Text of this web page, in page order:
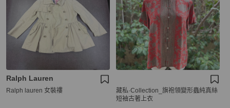
Ralph Lauren
Ralph lauren 女裝褸
藏私·Collection_旗袍領變形蟲純真絲
短袖古著上衣